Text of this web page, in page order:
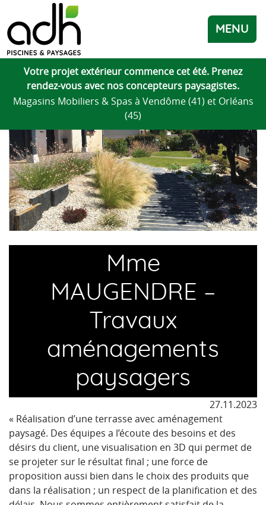
MENU
Votre projet extérieur commence cet été. Prenez
rendez-vous avec nos concepteurs paysagistes.
Magasins Mobiliers & Spas à Vendôme (41) et Orléans
(45)
Mme
MAUGENDRE –
Travaux
aménagements
paysagers
27.11.2023
« Réalisation d’une terrasse avec aménagement
paysagé. Des équipes a l’écoute des besoins et des
désirs du client, une visualisation en 3D qui permet de
se projeter sur le résultat final ; une force de
proposition aussi bien dans le choix des produits que
dans la réalisation ; un respect de la planification et des